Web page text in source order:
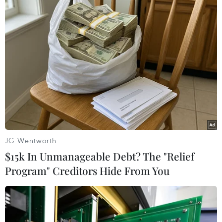
Yongbyon.
Chuyên gia Mỹ: Dỡ bỏ tổ hợp Yongbyon là
bước đi quan trọng
19/09/2019 09:30
JG Wentworth
$15k In Unmanageable Debt? The "Relief
Program" Creditors Hide From You